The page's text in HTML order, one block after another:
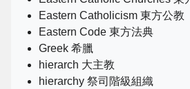
Eastern Catholicism 東方公教
Eastern Code 東方法典
Greek 希臘
hierarch 大主教
hierarchy 祭司階級組織